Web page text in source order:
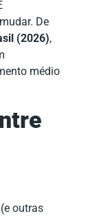
De
(2026),
médio
(e outras